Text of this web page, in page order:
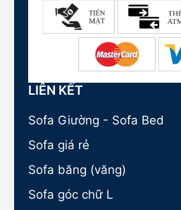
LIÊN KẾT
Sofa Giường - Sofa Bed
Sofa giá rẻ
Sofa băng (văng)
Sofa góc chữ L